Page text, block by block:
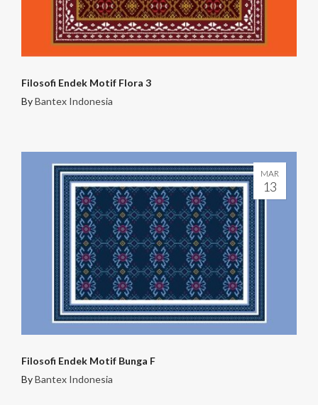
Filosofi Endek Motif Flora 3
ByBantex Indonesia
MAR
13
Filosofi Endek Motif Bunga F
ByBantex Indonesia